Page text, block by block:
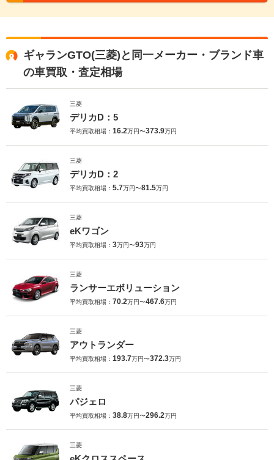
ギャランGTO(三菱)と同一メーカー・ブランド車
の車買取・査定相場
三菱
デリカD：5
平均買取相場： 16.2万円〜373.9万円
三菱
デリカD：2
平均買取相場： 5.7万円〜81.5万円
三菱
eKワゴン
平均買取相場： 3万円〜93万円
三菱
ランサーエボリューション
平均買取相場： 70.2万円〜467.6万円
三菱
アウトランダー
平均買取相場： 193.7万円〜372.3万円
三菱
パジェロ
平均買取相場： 38.8万円〜296.2万円
三菱